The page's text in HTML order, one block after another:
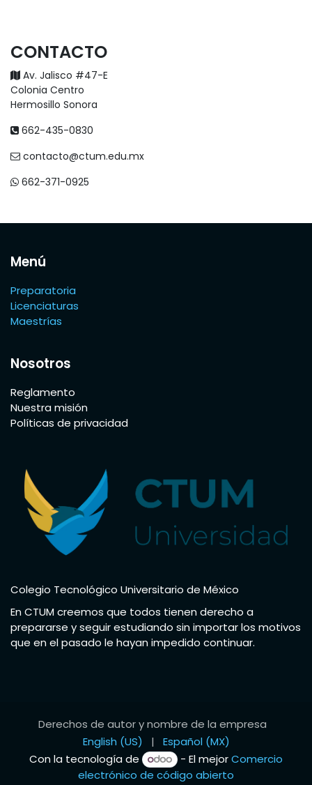
CONTACTO​
Av. Jalisco #47-E
Colonia Centro
Hermosillo Sonora
662-435-0830
contacto@ctum.edu.mx
662-371-0925
Menú
Preparatoria
Licenciaturas
Maestrías
Nosotros
Reglamento
Nuestra misión
Políticas de privacidad
Colegio Tecnológico Universitario de México
En CTUM creemos que todos tienen derecho a
prepararse y seguir estudiando sin importar los motivos
que en el pasado le hayan impedido continuar.
Derechos de autor y nombre de la empresa
English (US)
|
Español (MX)
Con la tecnología de
- El mejorComercio
electrónico de código abierto